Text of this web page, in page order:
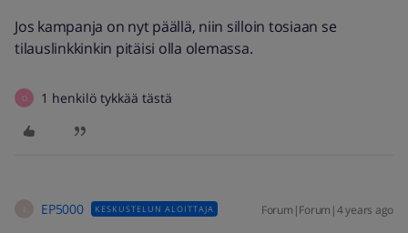
Jos kampanja on nyt päällä, niin silloin tosiaan se
tilauslinkkinkin pitäisi olla olemassa.
O 1 henkilö tykkää tästä
EP5000 KESKUSTELUN ALOITTAJA Forum|Forum|4 years ago